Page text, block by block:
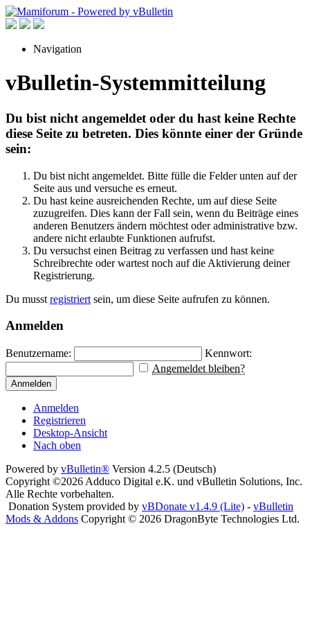
Navigation
vBulletin-Systemmitteilung
Du bist nicht angemeldet oder du hast keine Rechte
diese Seite zu betreten. Dies könnte einer der Gründe
sein:
Du bist nicht angemeldet. Bitte fülle die Felder unten auf der
Seite aus und versuche es erneut.
Du hast keine ausreichenden Rechte, um auf diese Seite
zuzugreifen. Dies kann der Fall sein, wenn du Beiträge eines
anderen Benutzers ändern möchtest oder administrative bzw.
andere nicht erlaubte Funktionen aufrufst.
Du versuchst einen Beitrag zu verfassen und hast keine
Schreibrechte oder wartest noch auf die Aktivierung deiner
Registrierung.
Du musst registriert sein, um diese Seite aufrufen zu können.
Anmelden
Benutzername:
Kennwort:
Angemeldet bleiben?
Anmelden
Anmelden
Registrieren
Desktop-Ansicht
Nach oben
Powered by vBulletin® Version 4.2.5 (Deutsch)
Copyright ©2026 Adduco Digital e.K. und vBulletin Solutions, Inc.
Alle Rechte vorbehalten.
Donation System provided by vBDonate v1.4.9 (Lite) - vBulletin
Mods & Addons Copyright © 2026 DragonByte Technologies Ltd.